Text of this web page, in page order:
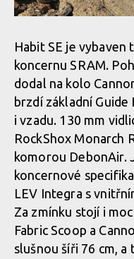
Habit SE je
koncernu SRAM.
dodal na kolo
brzdí základní Guide
i vzadu. 130 mm
RockShox Monarch
komorou DebonAir.
koncernové
LEV Integra s
Za zmínku stojí i
Fabric Scoop a
slušnou šíři 76 cm, a